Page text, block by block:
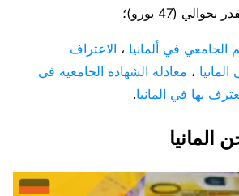
(47 يورو)؛
الجامعي في ألمانيا ، الاعتراف
، معادلة الشهادة الجامعية في
بها في المانيا.
المانيا